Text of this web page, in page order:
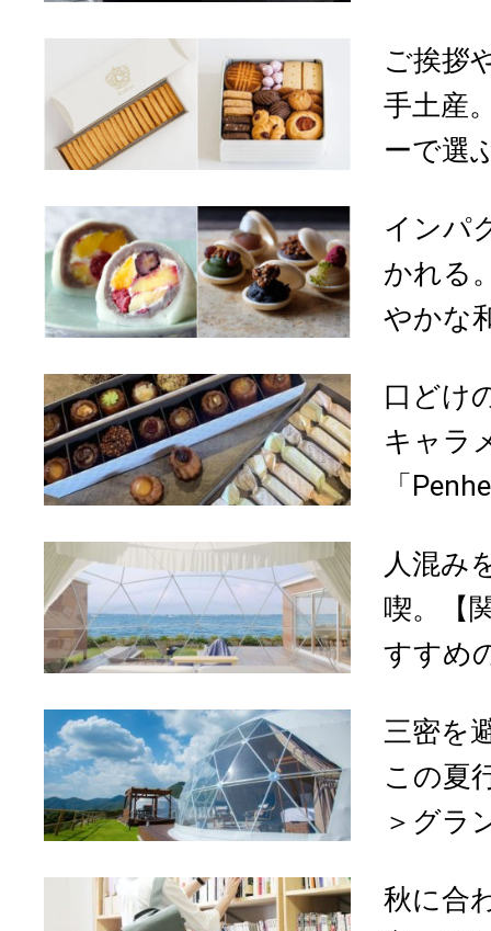
ご挨拶
手土産
ーで選
インパ
かれる
やかな
口どけ
キャラ
「
人混み
喫。【
すすめ
三密を
この夏
＞グラ
秋に合